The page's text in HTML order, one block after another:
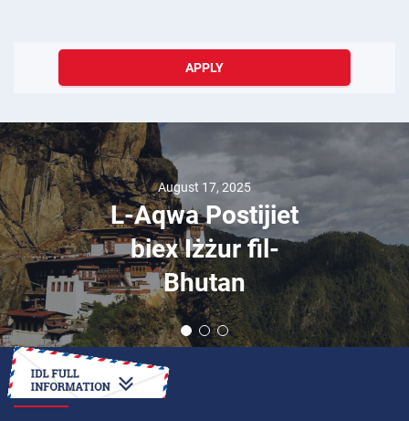
APPLY
August 17, 2025
L-Aqwa Postijiet
biex Iżżur fil-
Bhutan
HOW TO